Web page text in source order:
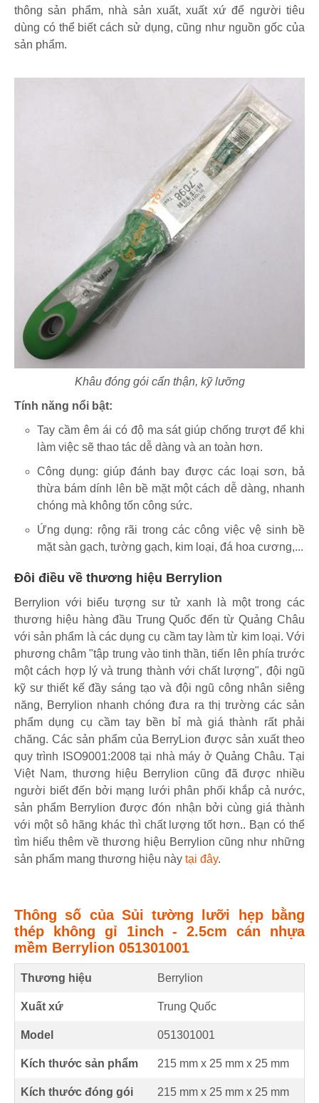
thông sản phẩm, nhà sản xuất, xuất xứ để người tiêu
dùng có thể biết cách sử dụng, cũng như nguồn gốc của
sản phẩm.
Khâu đóng gói cẩn thận, kỹ lưỡng
Tính năng nổi bật:
Tay cầm êm ái có độ ma sát giúp chống trượt để khi
làm việc sẽ thao tác dễ dàng và an toàn hơn.
Công dụng: giúp đánh bay được các loại sơn, bả
thừa bám dính lên bề mặt một cách dễ dàng, nhanh
chóng mà không tốn công sức.
Ứng dụng: rộng rãi trong các công việc vệ sinh bề
mặt sàn gạch, tường gạch, kim loại, đá hoa cương,...
Đôi điều về thương hiệu Berrylion
Berrylion với biểu tượng sư tử xanh là một trong các
thương hiệu hàng đầu Trung Quốc đến từ Quảng Châu
với sản phẩm là các dụng cụ cầm tay làm từ kim loại. Với
phương châm "tập trung vào tinh thần, tiến lên phía trước
một cách hợp lý và trung thành với chất lượng", đội ngũ
kỹ sư thiết kế đầy sáng tạo và đội ngũ công nhân siêng
năng, Berrylion nhanh chóng đưa ra thị trường các sản
phẩm dụng cụ cầm tay bền bỉ mà giá thành rất phải
chăng. Các sản phẩm của BerryLion được sản xuất theo
quy trình ISO9001:2008 tại nhà máy ở Quảng Châu. Tại
Việt Nam, thương hiệu Berrylion cũng đã được nhiều
người biết đến bởi mạng lưới phân phối khắp cả nước,
sản phẩm Berrylion được đón nhận bởi cùng giá thành
với một sô hãng khác thì chất lượng tốt hơn.. Bạn có thể
tìm hiểu thêm về thương hiệu Berrylion cũng như những
sản phẩm mang thương hiệu này tại đây.
Thông số của Sủi tường lưỡi hẹp bằng
thép không gỉ 1inch - 2.5cm cán nhựa
mềm Berrylion 051301001
Thương hiệu Berrylion
Xuất xứ Trung Quốc
Model 051301001
Kích thước sản phẩm 215 mm x 25 mm x 25 mm
Kích thước đóng gói 215 mm x 25 mm x 25 mm